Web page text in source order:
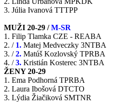
3. Júlia Ivanová TTTPP
MUŽI 20-29 /M-SR
1. Filip Tlamka CZE - REABA
2. / 1. Matej Medveczky 3NTBA
3. /2. Matúš Kozlovský TPRBA
4. /3. Kristián Kosterec 3NTBA
ŽENY 20-29
1. Ema Podhorná TPRBA
2. Laura Ibošová DTCTO
3. Lýdia Žiačiková SMTNR